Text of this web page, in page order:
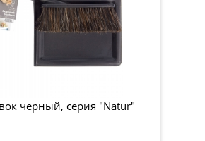
черный, серия "Natur"